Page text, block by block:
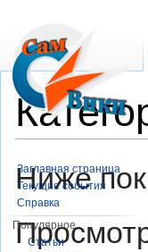
Ниже
Заглавная страница
Текущие события
Справка
Популярное
Статьи